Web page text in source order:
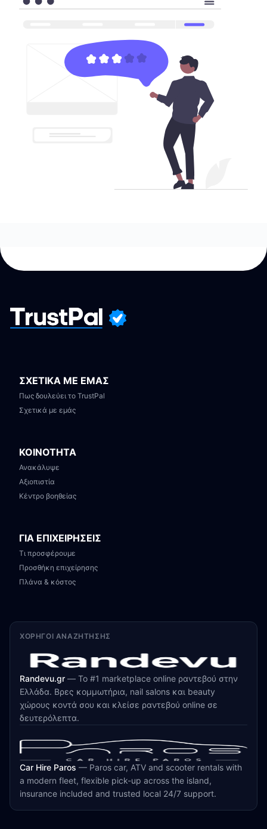
ΣΧΕΤΙΚΑ ΜΕ ΕΜΑΣ
Πως δουλεύει το TrustPal
Σχετικά με εμάς
ΚΟΙΝΟΤΗΤΑ
Ανακάλυψε
Αξιοπιστία
Κέντρο βοηθείας
ΓΙΑ ΕΠΙΧΕΙΡΗΣΕΙΣ
Τι προσφέρουμε
Προσθήκη επιχείρησης
Πλάνα & κόστος
ΧΟΡΗΓΟΊ ΑΝΑΖΉΤΗΣΗΣ
Randevu.gr — Το #1 marketplace online ραντεβού στην
Ελλάδα. Βρες κομμωτήρια, nail salons και beauty
χώρους κοντά σου και κλείσε ραντεβού online σε
δευτερόλεπτα.
Car Hire Paros — Paros car, ATV and scooter rentals with
a modern fleet, flexible pick-up across the island,
insurance included and trusted local 24/7 support.